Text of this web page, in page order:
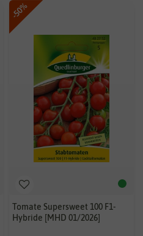
-50%
Tomate Supersweet 100 F1-
Hybride [MHD 01/2026]